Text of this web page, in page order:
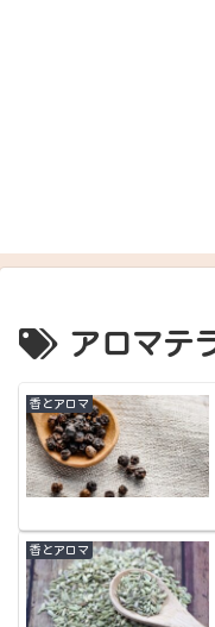
アロマテ
香とアロマ
香とアロマ